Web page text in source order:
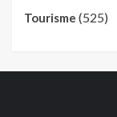
Tourisme (525)